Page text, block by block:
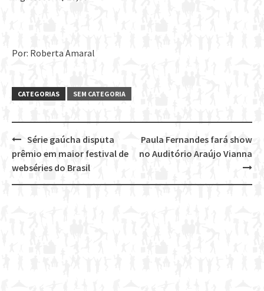
Por: Roberta Amaral
CATEGORIAS SEM CATEGORIA
Post
navigation
Paula Fernandes fará show
no Auditório Araújo Vianna
Série gaúcha disputa
prêmio em maior festival de
webséries do Brasil